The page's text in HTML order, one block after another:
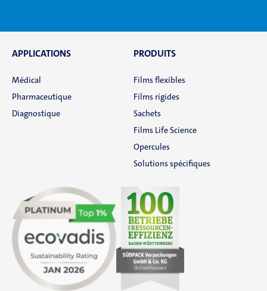
APPLICATIONS
Médical
Pharmaceutique
Diagnostique
PRODUITS
Films flexibles
Films rigides
Sachets
Films Life Science
Opercules
Solutions spécifiques